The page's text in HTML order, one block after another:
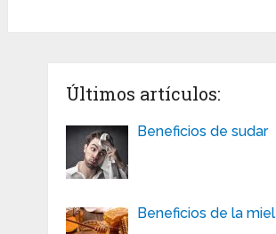
Últimos artículos:
Beneficios de sudar
Beneficios de la miel